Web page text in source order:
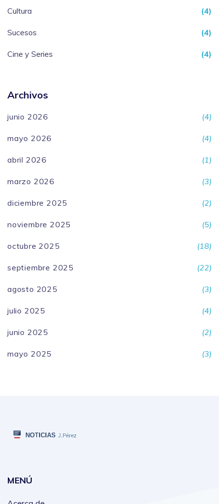
Cultura (4)
Sucesos (4)
Cine y Series (4)
Archivos
junio 2026 (4)
mayo 2026 (4)
abril 2026 (1)
marzo 2026 (3)
diciembre 2025 (2)
noviembre 2025 (5)
octubre 2025 (18)
septiembre 2025 (22)
agosto 2025 (3)
julio 2025 (4)
junio 2025 (2)
mayo 2025 (3)
MENÚ